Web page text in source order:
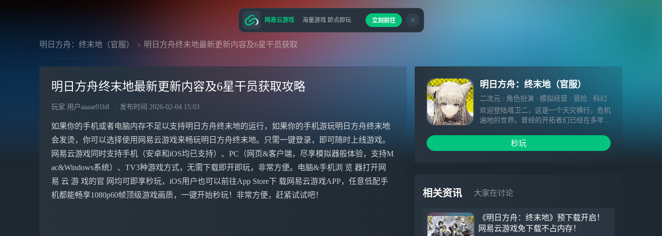
明日方舟：终末地（官服） 明日方舟终末地最新更新内容及6星干员获取
明日方舟终末地最新更新内容及6星干员获取攻略
玩家 用户aaaae91h8 发布时间 2026-02-04 15:03
如果你的手机或者电脑内存不足以支持明日方舟终末地的运行，如果你的手机游玩明日方舟终末地
会发烫，你可以选择使用网易云游戏来畅玩明日方舟终末地。只需一键登录，即可随时上线游戏。
网易云游戏同时支持手机（安卓和iOS均已支持）、PC（网页&客户端，尽享模拟器般体验，支持M
ac&Windows系统）、TV3种游戏方式，无需下载即开即玩，非常方便。电脑&手机浏 览 器打开网
易 云 游 戏的官 网均可即享秒玩，iOS用户也可以前往App Store下 载网易云游戏APP，任意低配手
机都能畅享1080p60帧顶级游戏画质，一键开始秒玩！非常方便，赶紧试试吧！
明日方舟：终末地（官服）
二次元 角色扮演 模拟经营 冒险
科幻
欢迎登陆塔卫二，这是一个天灾横行，危机
遍地的世界。曾经的开拓者们已经在多年的
移动城市构建了文明的新根基。但在远离城
市建设环带区的未开发地，延展到天际的荒
秒玩
相关资讯 大家在讨论
《明日方舟：终末地》预下载开启！
网易云游戏免下载不占内存！
网易云游戏 海量游戏 即点即玩 立刻前往